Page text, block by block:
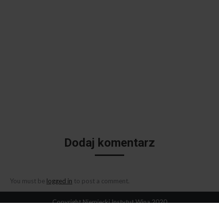
Dodaj komentarz
You must be logged in to post a comment.
Copyright Niemiecki Instytut Wina 2020